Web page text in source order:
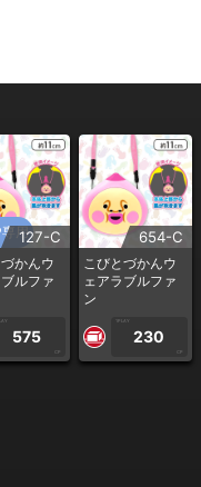
用
127-C
かんウ
ルファ
575
CP
654-C
こびとづかんウ
ェアラブルファ
ン
1PLAY
230
CP